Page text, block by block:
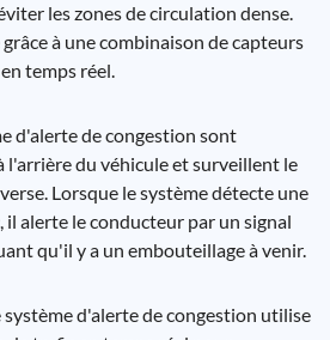
les zones de circulation dense.
à une combinaison de capteurs
temps réel.
d'alerte de congestion sont
l'arrière du véhicule et surveillent le
Lorsque le système détecte une
alerte le conducteur par un signal
qu'il y a un embouteillage à venir.
système d'alerte de congestion utilise